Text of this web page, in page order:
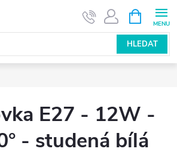
HLEDAT
NÁKUPNÍ
KOŠÍK
E27 - 12W -
- studená bílá